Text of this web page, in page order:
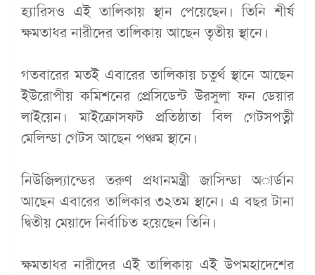
হ্যারিসও এই তালিকায় স্থান পেয়েছেন। তিনি শীর্ষ
ক্ষমতাধর নারীদের তালিকায় আছেন তৃতীয় স্থানে।
গতবারের মতই এবারের তালিকায় চতুর্থ স্থানে আছেন
ইউরোপীয় কমিশনের প্রেসিডেন্ট উরসুলা ফন ডেয়ার
লাইয়েন। মাইক্রোসফট প্রতিষ্ঠাতা বিল গেটসপত্নী
মেলিন্ডা গেটস আছেন পঞ্চম স্থানে।
নিউজিল্যান্ডের তরুণ প্রধানমন্ত্রী জাসিন্ডা অার্ডান
আছেন এবারের তালিকার ৩২তম স্থানে। এ বছর টানা
দ্বিতীয় মেয়াদে নির্বাচিত হয়েছেন তিনি।
ক্ষমতাধর নারীদের এই তালিকায় এই উপমহাদেশের